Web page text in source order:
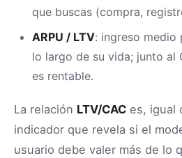
que buscas (compra,
ARPU / LTV: ingreso medio
lo largo de su vida; junto al
es rentable.
La relación LTV/CAC es, igual
indicador que revela si el
usuario debe valer más de lo